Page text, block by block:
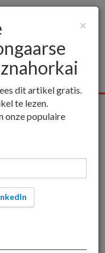
Educatieve media
László
×
dit artikel gratis.
te lezen.
onze populaire